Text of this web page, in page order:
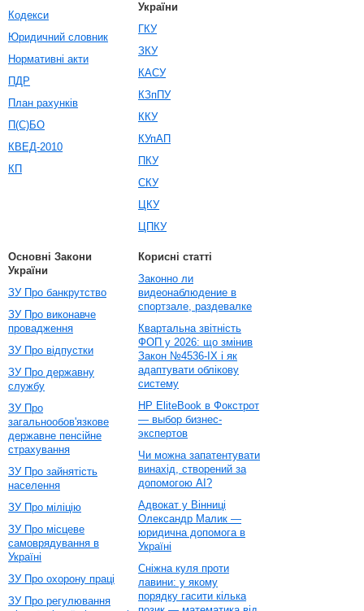
Кодекси
Юридичний словник
Нормативні акти
ПДР
План рахунків
П(С)БО
КВЕД-2010
КП
України
ГКУ
ЗКУ
КАСУ
КЗпПУ
ККУ
КУпАП
ПКУ
СКУ
ЦКУ
ЦПКУ
Основні Закони
України
ЗУ Про банкрутство
ЗУ Про виконавче
провадження
ЗУ Про відпустки
ЗУ Про державну
службу
ЗУ Про
загальнообов'язкове
державне пенсійне
страхування
ЗУ Про зайнятість
населення
ЗУ Про міліцію
ЗУ Про місцеве
самоврядування в
Україні
ЗУ Про охорону праці
ЗУ Про регулювання
Корисні статті
Законно ли
видеонаблюдение в
спортзале, раздевалке
Квартальна звітність
ФОП у 2026: що змінив
Закон №4536-IX і як
адаптувати облікову
систему
HP EliteBook в Фокстрот
— выбор бизнес-
экспертов
Чи можна запатентувати
винахід, створений за
допомогою AI?
Адвокат у Вінниці
Олександр Малик —
юридична допомога в
Україні
Сніжна куля проти
лавини: у якому
порядку гасити кілька